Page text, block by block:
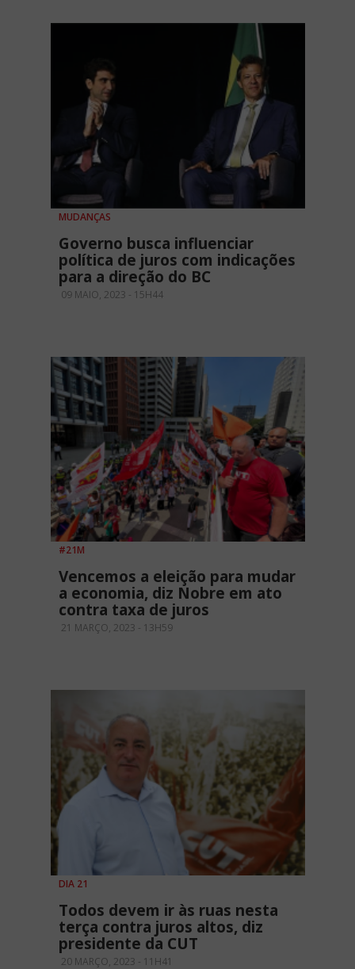
MUDANÇAS
Governo busca influenciar
política de juros com indicações
para a direção do BC
09 MAIO, 2023 - 15H44
#21M
Vencemos a eleição para mudar
a economia, diz Nobre em ato
contra taxa de juros
21 MARÇO, 2023 - 13H59
DIA 21
Todos devem ir às ruas nesta
terça contra juros altos, diz
presidente da CUT
20 MARÇO, 2023 - 11H41